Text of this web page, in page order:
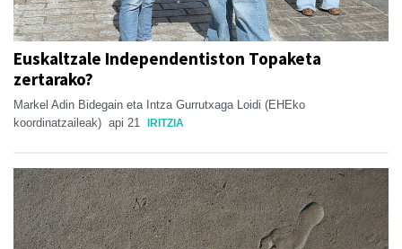
Euskaltzale Independentiston Topaketa
zertarako?
Markel Adin Bidegain eta Intza Gurrutxaga Loidi (EHEko
koordinatzaileak) api 21 IRITZIA